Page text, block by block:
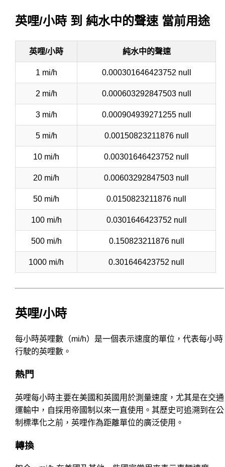
英哩/小時 到 純水中的聲速 當前用途
英哩/小時 純水中的聲速
1 mi/h 0.000301646423752 null
2 mi/h 0.000603292847503 null
3 mi/h 0.000904939271255 null
5 mi/h 0.00150823211876 null
10 mi/h 0.00301646423752 null
20 mi/h 0.00603292847503 null
50 mi/h 0.0150823211876 null
100 mi/h 0.0301646423752 null
500 mi/h 0.150823211876 null
1000 mi/h 0.301646423752 null
英哩/小時
每小時英哩數（mi/h）是一個表示速度的單位，代表每小時
行駛的英哩數。
熱門
英哩每小時主要在美國和英國用於測量速度，尤其是在交通
運輸中，自採用帝國制以來一直使用。其歷史可追溯到在公
制標準化之前，英哩作為距離單位的廣泛使用。
轉換